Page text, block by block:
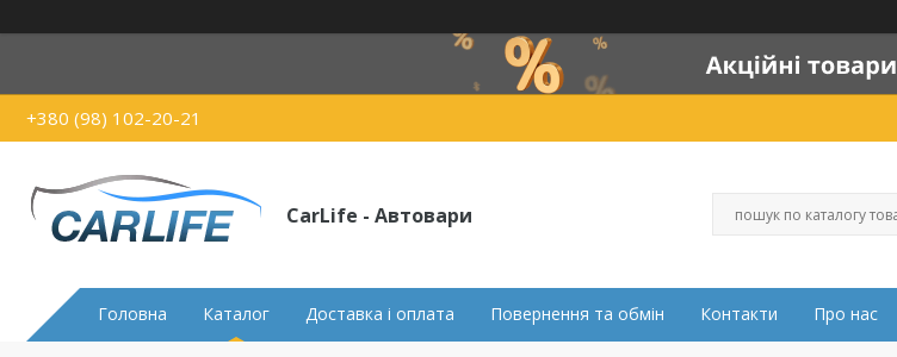
+380 (98) 102-20-21
CarLife - Автовари
Головна Каталог Доставка і оплата Повернення та обмін Контакти Про нас